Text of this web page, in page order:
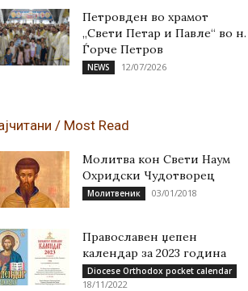
Петровден во храмот
„Свети Петар и Павле“ во н.
Ѓорче Петров
NEWS 12/07/2026
/ Most Read
Молитва кон Свети Наум
Охридски Чудотворец
Молитвеник 03/01/2018
Православен џепен
календар за 2023 година
Diocese Orthodox pocket calendar
18/11/2022